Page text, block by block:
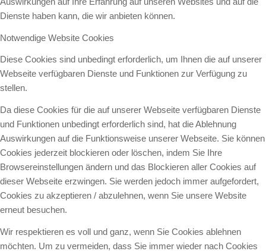
Dienste haben kann, die wir anbieten können.
Notwendige Website Cookies
Diese Cookies sind unbedingt erforderlich, um Ihnen die auf unserer
Webseite verfügbaren Dienste und Funktionen zur Verfügung zu
stellen.
Da diese Cookies für die auf unserer Webseite verfügbaren Dienste
und Funktionen unbedingt erforderlich sind, hat die Ablehnung
Auswirkungen auf die Funktionsweise unserer Webseite. Sie können
Cookies jederzeit blockieren oder löschen, indem Sie Ihre
Browsereinstellungen ändern und das Blockieren aller Cookies auf
dieser Webseite erzwingen. Sie werden jedoch immer aufgefordert,
Cookies zu akzeptieren / abzulehnen, wenn Sie unsere Website
erneut besuchen.
Wir respektieren es voll und ganz, wenn Sie Cookies ablehnen
möchten. Um zu vermeiden, dass Sie immer wieder nach Cookies